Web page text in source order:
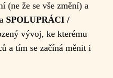
(ne že se vše změní) a
SPOLUPRÁCI /
vývoj, ke kterému
a tím se začíná měnit i